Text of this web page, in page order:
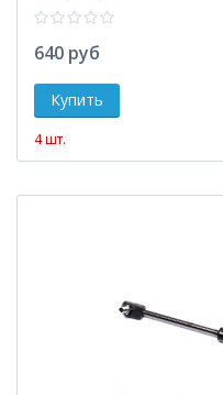
640 руб
4 шт.